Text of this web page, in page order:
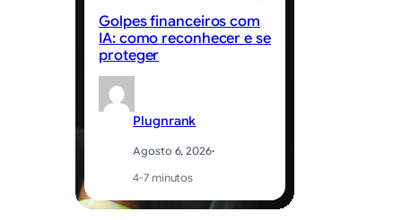
Golpes financeiros com
IA: como reconhecer e se
proteger
Plugnrank
Agosto 6, 2026·
4-7 minutos